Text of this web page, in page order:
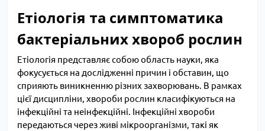
Етіологія та симптоматика
бактеріальних хвороб рослин
Етіологія представляє собою область науки, яка
фокусується на дослідженні причин і обставин, що
сприяють виникненню різних захворювань. В рамках
цієї дисципліни, хвороби рослин класифікуються на
інфекційні та неінфекційні. Інфекційні хвороби
передаються через живі мікроорганізми, такі як